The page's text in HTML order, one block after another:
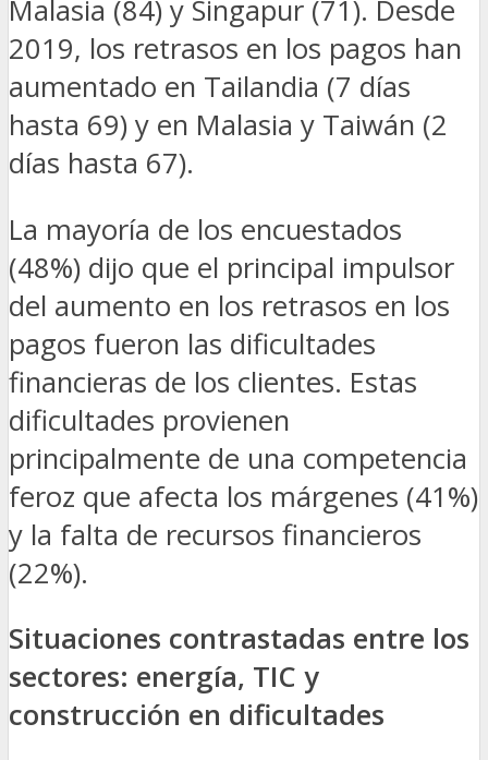
Malasia (84) y Singapur (71). Desde
2019, los retrasos en los pagos han
aumentado en Tailandia (7 días
hasta 69) y en Malasia y Taiwán (2
días hasta 67).
La mayoría de los encuestados
(48%) dijo que el principal impulsor
del aumento en los retrasos en los
pagos fueron las dificultades
financieras de los clientes. Estas
dificultades provienen
principalmente de una competencia
feroz que afecta los márgenes (41%)
y la falta de recursos financieros
(22%).
Situaciones contrastadas entre los
sectores: energía, TIC y
construcción en dificultades